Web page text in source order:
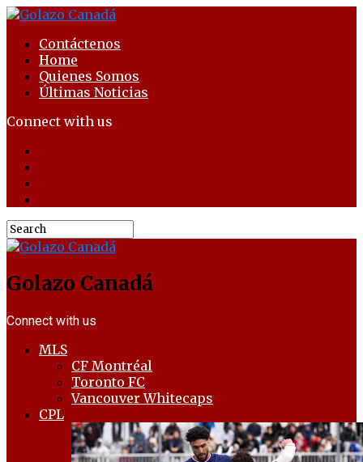
Contáctenos
Home
Quienes Somos
Últimas Noticias
Connect with us
Golazo Canadá
Connect with us
MLS
CF Montréal
Toronto FC
Vancouver Whitecaps
CPL